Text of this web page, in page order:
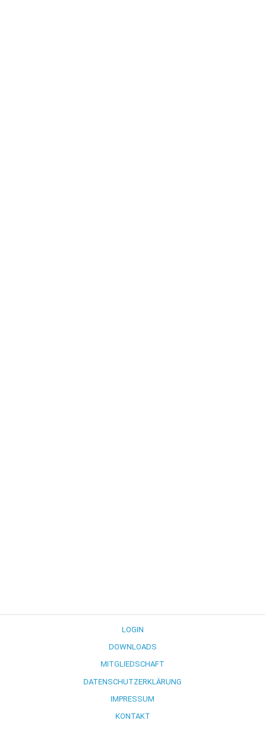
LOGIN
DOWNLOADS
MITGLIEDSCHAFT
DATENSCHUTZERKLÄRUNG
IMPRESSUM
KONTAKT